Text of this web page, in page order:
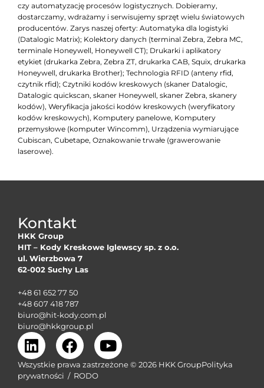
czy automatyzację procesów logistycznych. Dobieramy,
dostarczamy, wdrażamy i serwisujemy sprzęt wielu światowych
producentów. Zarys naszej oferty: Automatyka dla logistyki
(Datalogic Matrix); Kolektory danych (terminal Zebra, Zebra MC,
terminale Honeywell, Honeywell CT); Drukarki i aplikatory
etykiet (drukarka Zebra, Zebra ZT, drukarka CAB, Squix, drukarka
Honeywell, drukarka Brother); Technologia RFID (anteny rfid,
czytnik rfid); Czytniki kodów kreskowych (skaner Datalogic,
Datalogic quickscan, skaner Honeywell, skaner Zebra, skanery
kodów), Weryfikacja jakości kodów kreskowych (weryfikatory
kodów kreskowych), Komputery panelowe, Komputery
przemysłowe (komputer Wincomm), Urządzenia wymiarujące
Cubiscan, Cubetape, Oznakowanie trwałe (grawerowanie
laserowe).
Kontakt
HKK Group
HIT – Kody Kreskowe Iglewscy sp. z o.o.
ul. Wierzbowa 7
62-002 Suchy Las
+48 61 652 77 50
+48 607 418 787
biuro@hit-kody.com.pl
biuro@hkkgroup.pl
Wszystkie prawa zastrzeżone © 2026 HKK GroupPolityka
prywatności / RODO